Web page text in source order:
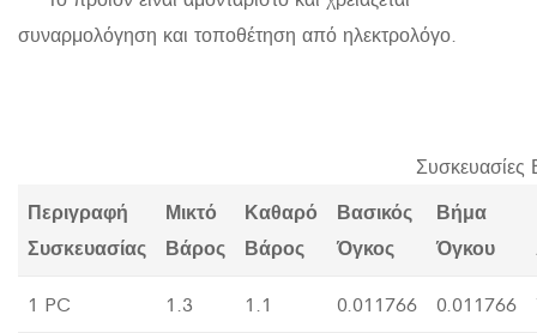
συναρμολόγηση και τοποθέτηση από ηλεκτρολόγο.
Συσκευασίες
Περιγραφή
Συσκευασίας
Μικτό
Βάρος
Καθαρό
Βάρος
Βασικός
Όγκος
Βήμα
Όγκου
1 PC 1.3 1.1 0.011766 0.011766